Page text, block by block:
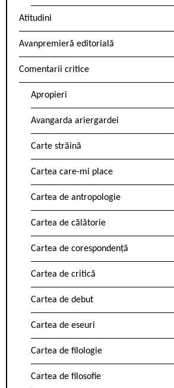
Atitudini
Avanpremieră editorială
Comentarii critice
Apropieri
Avangarda ariergardei
Carte străină
Cartea care-mi place
Cartea de antropologie
Cartea de călătorie
Cartea de corespondență
Cartea de critică
Cartea de debut
Cartea de eseuri
Cartea de filologie
Cartea de filosofie